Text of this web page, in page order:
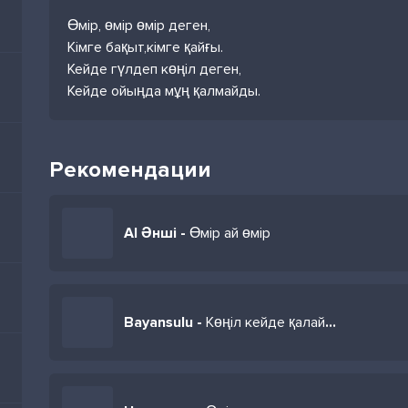
Өмір, өмір өмір деген,
Кімге бақыт,кімге қайғы.
Кейде гүлдеп көңіл деген,
Кейде ойыңда мұң қалмайды.
Рекомендации
AI Әнші - Өмір ай өмір
Bayansulu - Көңіл кейде қалай қаламай